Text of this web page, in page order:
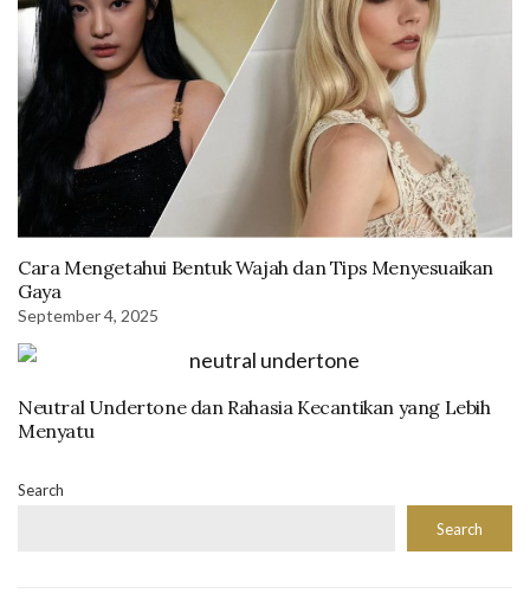
Cara Mengetahui Bentuk Wajah dan Tips Menyesuaikan
Gaya
September 4, 2025
Neutral Undertone dan Rahasia Kecantikan yang Lebih
Menyatu
Search
Search